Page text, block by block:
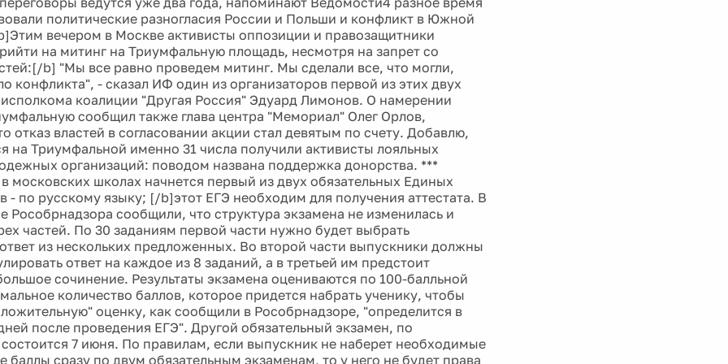
политические разногласия России и Польши и конфликт в Южной
вечером в Москве активисты оппозиции и правозащитники
на митинг на Триумфальную площадь, несмотря на запрет со
b] "Мы все равно проведем митинг. Мы сделали все, что могли,
конфликта", - сказал ИФ один из организаторов первой из этих двух
исполкома коалиции "Другая Россия" Эдуард Лимонов. О намерении
сообщил также глава центра "Мемориал" Олег Орлов,
отказ властей в согласовании акции стал девятым по счету. Добавлю,
на Триумфальной именно 31 числа получили активисты лояльных
организаций: поводом названа поддержка донорства. ***
московских школах начнется первый из двух обязательных Единых
- по русскому языку; [/b]этот ЕГЭ необходим для получения аттестата. В
Рособрнадзора сообщили, что структура экзамена не изменилась и
частей. По 30 заданиям первой части нужно будет выбрать
из нескольких предложенных. Во второй части выпускники должны
ответ на каждое из 8 заданий, а в третьей им предстоит
сочинение. Результаты экзамена оцениваются по 100-балльной
количество баллов, которое придется набрать ученику, чтобы
оценку, как сообщили в Рособрнадзоре, "определится в
после проведения ЕГЭ". Другой обязательный экзамен, по
7 июня. По правилам, если выпускник не наберет необходимые
баллы сразу по двум обязательным экзаменам, то у него не будет права